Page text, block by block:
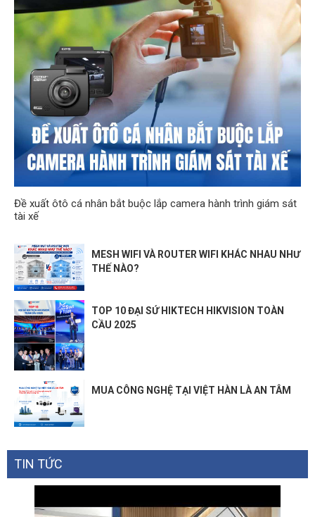
Đề xuất ôtô cá nhân bắt buộc lắp camera hành trình giám sát
tài xế
MESH WIFI VÀ ROUTER WIFI KHÁC NHAU NHƯ
THẾ NÀO?
TOP 10 ĐẠI SỨ HIKTECH HIKVISION TOÀN
CẦU 2025
MUA CÔNG NGHỆ TẠI VIỆT HÀN LÀ AN TÂM
TIN TỨC